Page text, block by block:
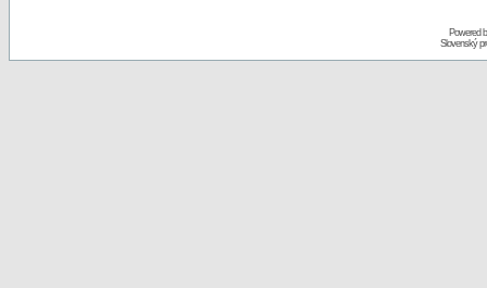
Powered
Slovenský